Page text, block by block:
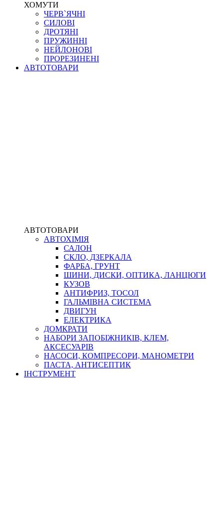
ХОМУТИ
ЧЕРВ`ЯЧНІ
СИЛОВІ
ДРОТЯНІ
ПРУЖИННІ
НЕЙЛОНОВІ
ПРОРЕЗИНЕНІ
АВТОТОВАРИ
АВТОТОВАРИ
АВТОХІМІЯ
САЛОН
СКЛО, ДЗЕРКАЛА
ФАРБА, ГРУНТ
ШИНИ, ДИСКИ, ОПТИКА, ЛАНЦЮГИ
КУЗОВ
АНТИФРИЗ, ТОСОЛ
ГАЛЬМІВНА СИСТЕМА
ДВИГУН
ЕЛЕКТРИКА
ДОМКРАТИ
НАБОРИ ЗАПОБІЖНИКІВ, КЛЕМ,
АКСЕСУАРІВ
НАСОСИ, КОМПРЕСОРИ, МАНОМЕТРИ
ПАСТА, АНТИСЕПТИК
ІНСТРУМЕНТ